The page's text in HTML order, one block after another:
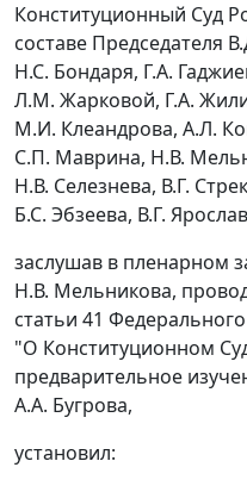
Конституционный Суд
составе Председателя
Н.С. Бондаря, Г.А.
Л.М. Жарковой, Г.А.
М.И. Клеандрова, А.Л.
С.П. Маврина, Н.В.
Н.В. Селезнева, В.Г.
Б.С. Эбзеева, В.Г.
заслушав в пленарном
Н.В. Мельникова,
статьи 41
"О Конституционном
предварительное
А.А. Бугрова,
установил: